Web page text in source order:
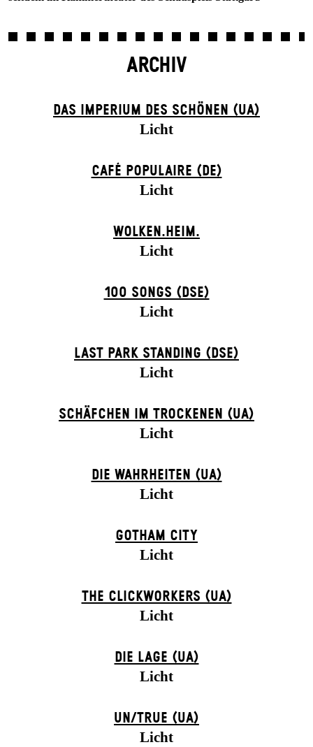
ARCHIV
DAS IMPERIUM DES SCHÖNEN (UA)
Licht
CAFÉ POPULAIRE (DE)
Licht
WOLKEN.HEIM.
Licht
100 SONGS (DSE)
Licht
LAST PARK STANDING (DSE)
Licht
SCHÄFCHEN IM TROCKENEN (UA)
Licht
DIE WAHRHEITEN (UA)
Licht
GOTHAM CITY
Licht
THE CLICKWORKERS (UA)
Licht
DIE LAGE (UA)
Licht
UN/TRUE (UA)
Licht